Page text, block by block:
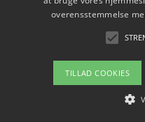
overensstemmelse
TILLAD COOKIES